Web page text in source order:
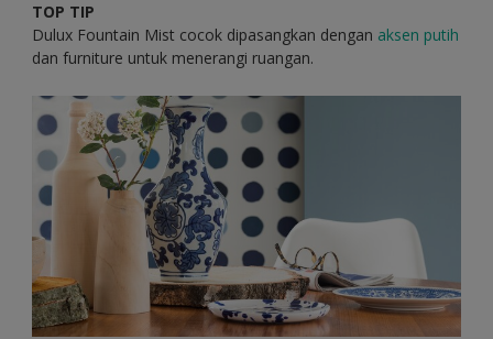
TOP TIP
Dulux Fountain Mist cocok dipasangkan dengan aksen putih
dan furniture untuk menerangi ruangan.